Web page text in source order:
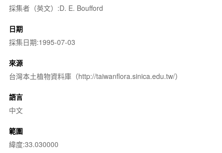
採集者（英文）:D. E. Boufford
日期
採集日期:1995-07-03
來源
台灣本土植物資料庫（http://taiwanflora.sinica.edu.tw/）
語言
中文
範圍
緯度:33.030000